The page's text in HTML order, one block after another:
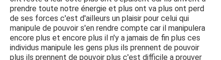
prendre toute notre énergie et plus ont va plus ont perd
de ses forces c'est d'ailleurs un plaisir pour celui qui
manipule de pouvoir s'en rendre compte car il manipulera
encore plus et encore plus il n'y a jamais de fin plus ces
individus manipule les gens plus ils prennent de pouvoir
plus ils prennent de pouvoir plus c'est difficile a prouver